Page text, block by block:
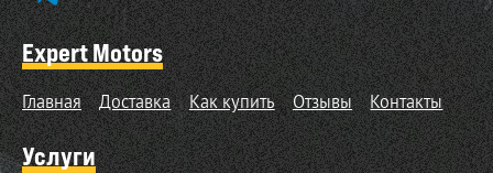
Expert Motors
Главная Доставка Как купить Отзывы Контакты
Услуги